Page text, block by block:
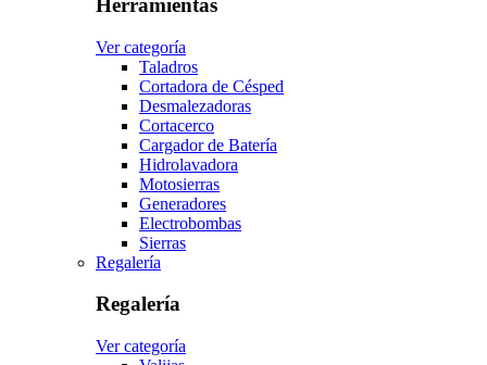
Herramientas
Ver categoría
Taladros
Cortadora de Césped
Desmalezadoras
Cortacerco
Cargador de Batería
Hidrolavadora
Motosierras
Generadores
Electrobombas
Sierras
Regalería
Regalería
Ver categoría